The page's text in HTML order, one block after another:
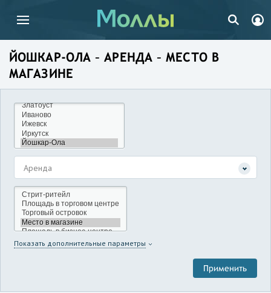
ЙОШКАР-ОЛА – АРЕНДА – МЕСТО В
МАГАЗИНЕ
Аренда
Показать дополнительные параметры